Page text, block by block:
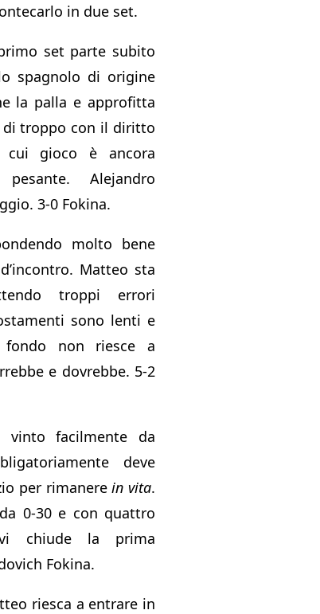
in due set.
set parte subito
spagnolo di origine
la palla e approfitta
di troppo con il diritto
cui gioco è ancora
Alejandro
3-0 Fokina.
molto bene
Matteo sta
troppi errori
sono lenti e
non riesce a
e dovrebbe. 5-2
vinto facilmente da
deve
per rimanerein vita.
0-30 e con quattro
chiude la prima
Fokina.
riesca a entrare in